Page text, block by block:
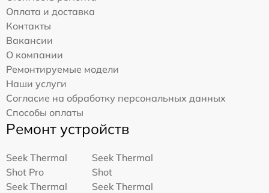
Оплата и доставка
Контакты
Вакансии
О компании
Ремонтируемые модели
Наши услуги
Согласие на обработку персональных данных
Способы оплаты
Ремонт устройств
Seek Thermal
Shot Pro
Seek Thermal
Shot
Seek Thermal
Seek Thermal